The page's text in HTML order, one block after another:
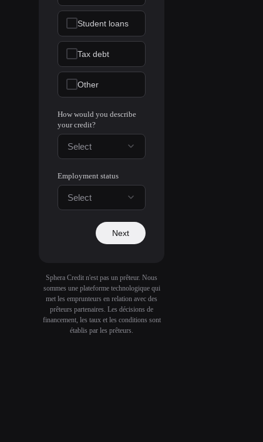
Student loans
Tax debt
Other
How would you describe
your credit?
Select
Employment status
Select
Next
Sphera Credit n'est pas un prêteur. Nous
sommes une plateforme technologique qui
met les emprunteurs en relation avec des
prêteurs partenaires. Les décisions de
financement, les taux et les conditions sont
établis par les prêteurs.